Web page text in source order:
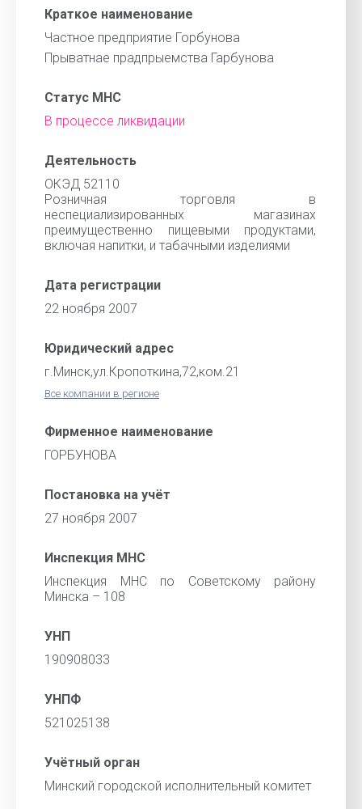
Краткое наименование
Частное предприятие Горбунова
Прыватнае прадпрыемства Гарбунова
Статус МНС
В процессе ликвидации
Деятельность
ОКЭД 52110
Розничная торговля в
неспециализированных магазинах
преимущественно пищевыми продуктами,
включая напитки, и табачными изделиями
Дата регистрации
22 ноября 2007
Юридический адрес
г.Минск,ул.Кропоткина,72,ком.21
Все компании в регионе
Фирменное наименование
ГОРБУНОВА
Постановка на учёт
27 ноября 2007
Инспекция МНС
Инспекция МНС по Советскому району
Минска – 108
УНП
190908033
УНПФ
521025138
Учётный орган
Минский городской исполнительный комитет